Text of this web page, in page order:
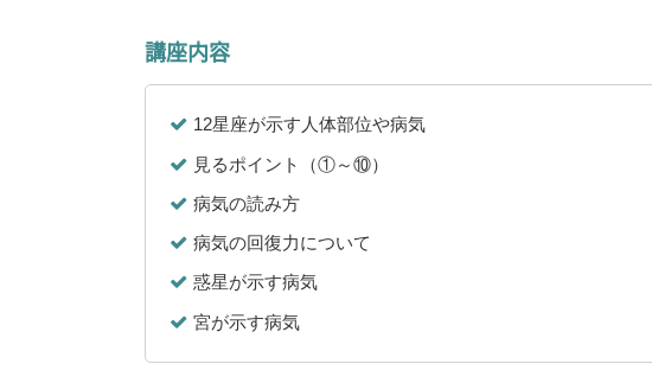
講座内容
12星座が示す人体部位や病気
見るポイント（①～⑩）
病気の読み方
病気の回復力について
惑星が示す病気
宮が示す病気